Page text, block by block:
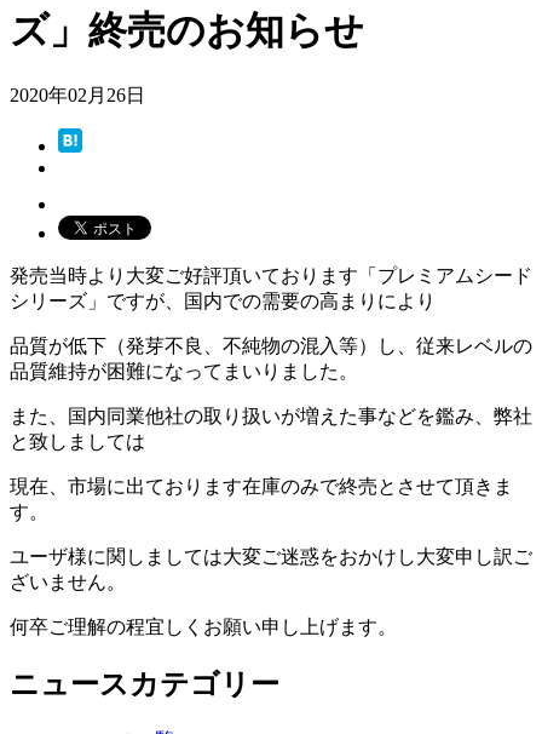
ズ」終売のお知らせ
2020年02月26日
発売当時より大変ご好評頂いております「プレミアムシード
シリーズ」ですが、国内での需要の高まりにより
品質が低下（発芽不良、不純物の混入等）し、従来レベルの
品質維持が困難になってまいりました。
また、国内同業他社の取り扱いが増えた事などを鑑み、弊社
と致しましては
現在、市場に出ております在庫のみで終売とさせて頂きま
す。
ユーザ様に関しましては大変ご迷惑をおかけし大変申し訳ご
ざいません。
何卒ご理解の程宜しくお願い申し上げます。
ニュースカテゴリー